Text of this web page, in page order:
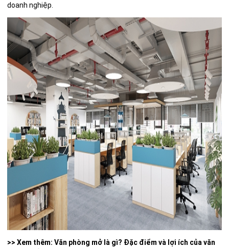
doanh nghiệp.
>> Xem thêm: Văn phòng mở là gì? Đặc điểm và lợi ích của văn